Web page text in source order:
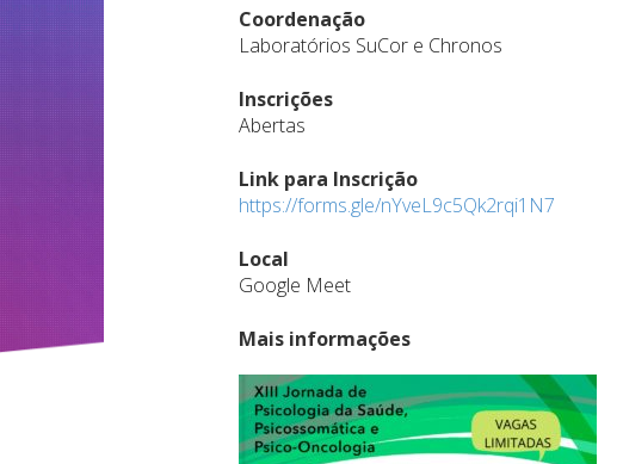
Coordenação
Laboratórios SuCor e Chronos
Inscrições
Abertas
Link para Inscrição
https://forms.gle/nYveL9c5Qk2rqi1N7
Local
Google Meet
Mais informações